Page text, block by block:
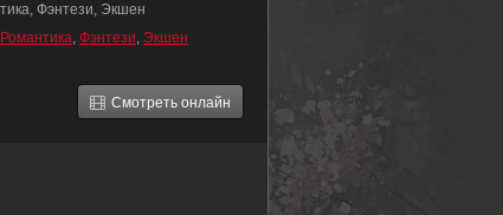
Фэнтези, Экшен
Романтика, Фэнтези, Экшен
Смотреть онлайн